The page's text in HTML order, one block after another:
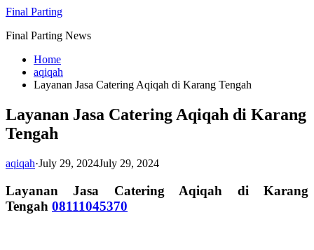
Skip
content
Final Parting
Final Parting News
Home
aqiqah
Layanan Jasa Catering Aqiqah di Karang Tengah
Layanan Jasa Catering Aqiqah di Karang
Tengah
aqiqah·July 29, 2024July 29, 2024
Layanan Jasa Catering Aqiqah di Karang
Tengah 08111045370